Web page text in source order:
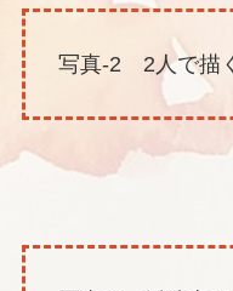
写真-2 2人で描